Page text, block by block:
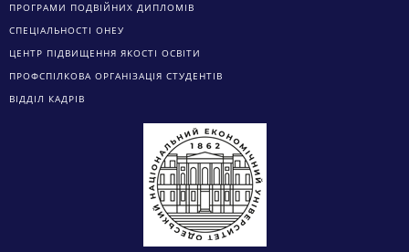
ПРОГРАМИ ПОДВІЙНИХ ДИПЛОМІВ
СПЕЦІАЛЬНОСТІ ОНЕУ
ЦЕНТР ПІДВИЩЕННЯ ЯКОСТІ ОСВІТИ
ПРОФСПІЛКОВА ОРГАНІЗАЦІЯ СТУДЕНТІВ
ВІДДІЛ КАДРІВ